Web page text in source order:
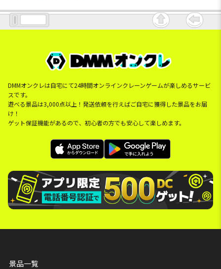
DMMオンクレは自宅にて24時間オンラインクレーンゲームが楽しめるサービ
スです。
遊べる景品は3,000点以上！発送依頼を行えばご自宅に獲得した景品をお届
け！
ゲット保証機能があるので、初心者の方でも安心して楽しめます。
景品一覧